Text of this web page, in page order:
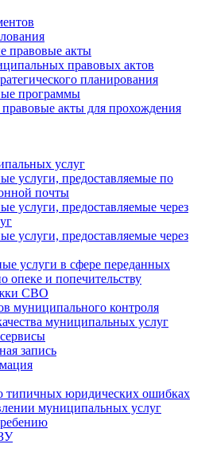
правовые акты
правовых актов
планирования
программы
акты для прохождения
услуг
услуги, предоставляемые по
почты
услуги, предоставляемые через
услуги, предоставляемые через
услуги в сфере переданных
опеке и попечительству
СВО
муниципального контроля
муниципальных услуг
запись
типичных юридических ошибках
муниципальных услуг